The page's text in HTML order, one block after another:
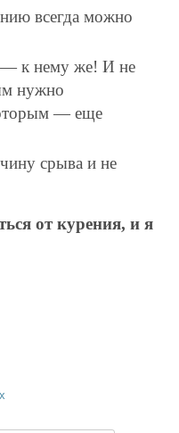
всегда можно
— к нему же! И не
нужно
— еще
срыва и не
от курения, и я